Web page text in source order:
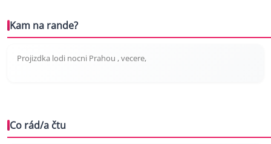
Kam na rande?
Projizdka lodi nocni Prahou , vecere,
Co rád/a čtu